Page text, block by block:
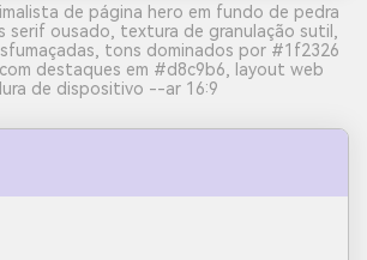
de página hero em fundo de pedra
serif ousado, textura de granulação sutil,
tons dominados por #1f2326
destaques em #d8c9b6, layout web
de dispositivo --ar 16:9